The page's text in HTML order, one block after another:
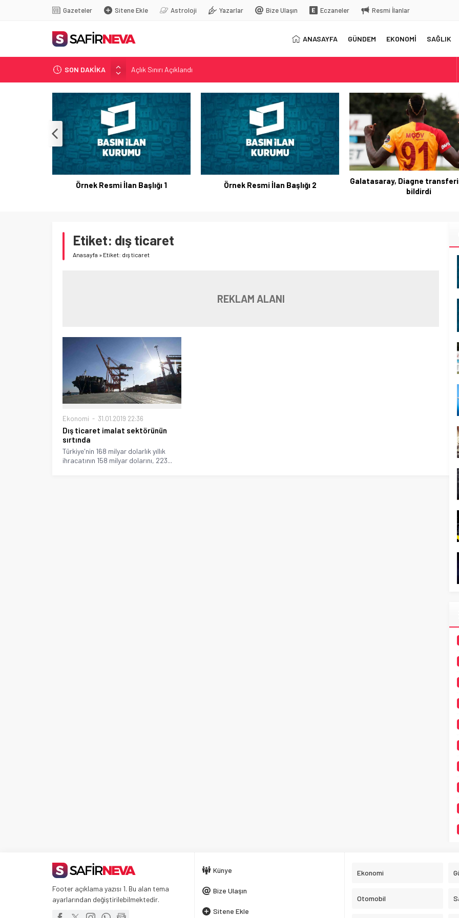
Gazeteler Sitene Ekle Astroloji Yazarlar Bize Ulaşın Eczaneler Resmi İlanlar
ANASAYFA GÜNDEM EKONOMİ SAĞLIK
SON DAKİKA
Açlık Sınırı Açıklandı
Öğretmenlere Kötü Haber
FETÖ’nün kritik ismi tutuklandı
Son dakika… İstanbul’da trafik felç
Yunanistan Başbakanı Çipras Türkiye’ye gelecek
Örnek Resmi İlan Başlığı 1 Örnek Resmi İlan Başlığı 2
Galatasaray, Diagne
bildirdi
Etiket: dış ticaret
Anasayfa » Etiket: dış ticaret
REKLAM ALANI
Ekonomi 31.01.2019 22:36
Dış ticaret imalat sektörünün
sırtında
Türkiye'nin 168 milyar dolarlık yıllık
ihracatının 158 milyar dolarını, 223...
Footer açıklama yazısı 1. Bu alan tema
ayarlarından değiştirilebilmektedir.
Künye
Bize Ulaşın
Sitene Ekle
Ekonomi
Otomobil